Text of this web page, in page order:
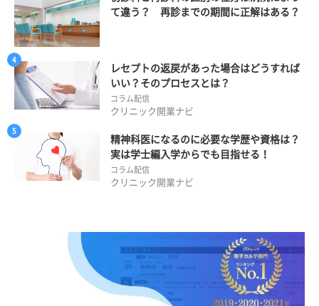
て違う？ 再診までの期間に正解はある？
レセプトの返戻があった場合はどうすれば
いい？そのプロセスとは？
コラム配信
クリニック開業ナビ
精神科医になるのに必要な学歴や資格は？
実は学士編入学からでも目指せる！
コラム配信
クリニック開業ナビ